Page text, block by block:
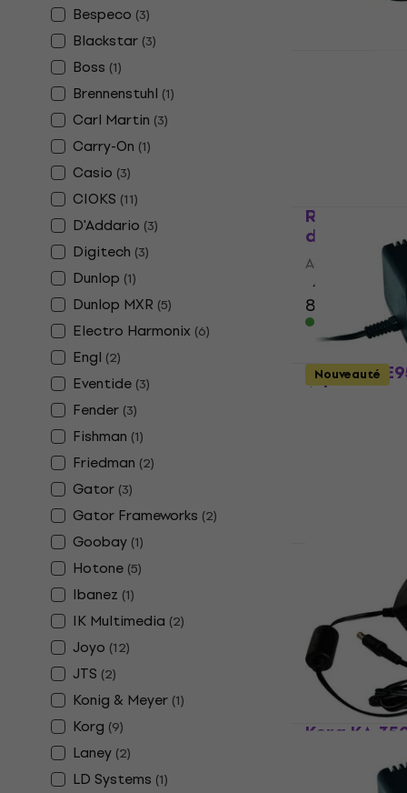
Bespeco (3)
Blackstar (3)
Boss (1)
Brennenstuhl (1)
Carl Martin (3)
Carry-On (1)
Casio (3)
CIOKS (11)
D'Addario (3)
Digitech (3)
Dunlop (1)
Dunlop MXR (5)
Electro Harmonix (6)
Engl (2)
Eventide (3)
Fender (3)
Fishman (1)
Friedman (2)
Gator (3)
Gator Frameworks (2)
Goobay (1)
Hotone (5)
Ibanez (1)
IK Multimedia (2)
Joyo (12)
JTS (2)
Konig & Meyer (1)
Korg (9)
Laney (2)
LD Systems (1)
Adaptateur
4,5
8,39 €
En stock
Casio
Nouveauté
CIOKS
Adaptateur
288 €
En stock
Korg KA-
Adaptateur